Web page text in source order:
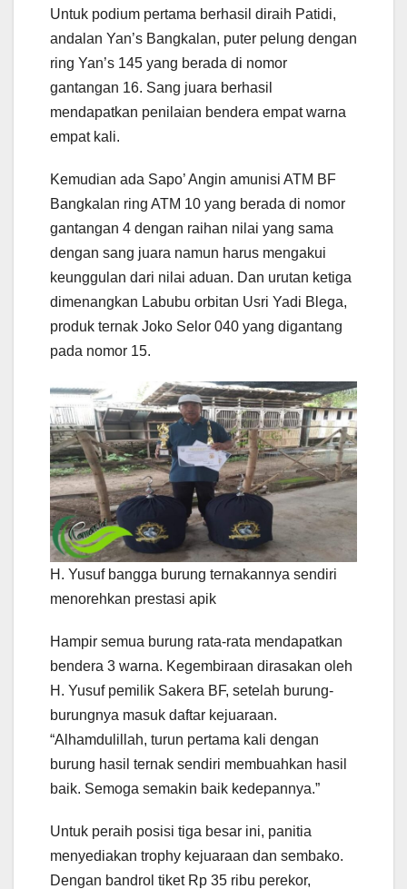
Untuk podium pertama berhasil diraih Patidi,
andalan Yan’s Bangkalan, puter pelung dengan
ring Yan’s 145 yang berada di nomor
gantangan 16. Sang juara berhasil
mendapatkan penilaian bendera empat warna
empat kali.
Kemudian ada Sapo’ Angin amunisi ATM BF
Bangkalan ring ATM 10 yang berada di nomor
gantangan 4 dengan raihan nilai yang sama
dengan sang juara namun harus mengakui
keunggulan dari nilai aduan. Dan urutan ketiga
dimenangkan Labubu orbitan Usri Yadi Blega,
produk ternak Joko Selor 040 yang digantang
pada nomor 15.
H. Yusuf bangga burung ternakannya sendiri
menorehkan prestasi apik
Hampir semua burung rata-rata mendapatkan
bendera 3 warna. Kegembiraan dirasakan oleh
H. Yusuf pemilik Sakera BF, setelah burung-
burungnya masuk daftar kejuaraan.
“Alhamdulillah, turun pertama kali dengan
burung hasil ternak sendiri membuahkan hasil
baik. Semoga semakin baik kedepannya.”
Untuk peraih posisi tiga besar ini, panitia
menyediakan trophy kejuaraan dan sembako.
Dengan bandrol tiket Rp 35 ribu perekor,